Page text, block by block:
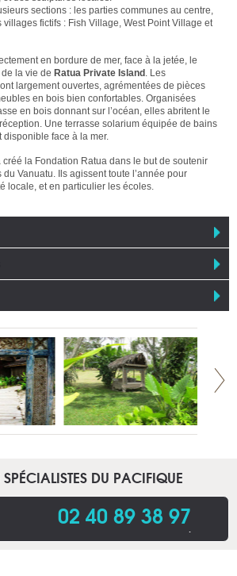
sections : les parties communes au centre,
fictifs : Fish Village, West Point Village et
en bordure de mer, face à la jetée, le
la vie de Ratua Private Island . Les
largement ouvertes, agrémentées de pièces
en bois bien confortables. Organisées
en bois donnant sur l’océan, elles abritent le
Une terrasse solarium équipée de bains
face à la mer.
créé la Fondation Ratua dans le but de soutenir
du Vanuatu. Ils agissent toute l’année pour
locale, et en particulier les écoles.
DU PACIFIQUE
02 40 89 38 97.